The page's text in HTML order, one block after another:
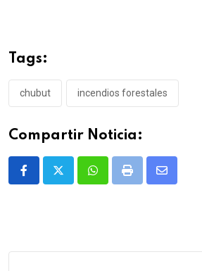
Tags:
chubut incendios forestales
Compartir Noticia:
WhatsappPrint
Share